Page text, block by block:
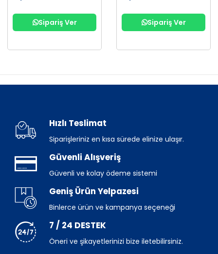
Sipariş Ver Sipariş Ver
Hızlı Teslimat
Siparişleriniz en kısa sürede elinize ulaşır.
Güvenli Alışveriş
Güvenli ve kolay ödeme sistemi
Geniş Ürün Yelpazesi
Binlerce ürün ve kampanya seçeneği
7 / 24 DESTEK
Öneri ve şikayetlerinizi bize iletebilirsiniz.